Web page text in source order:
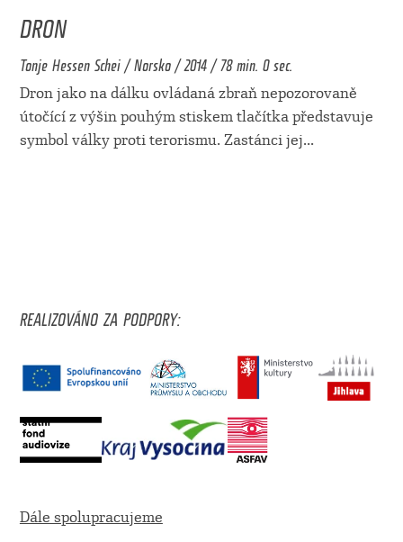
DRON
Tonje Hessen Schei / Norsko / 2014 / 78 min. 0 sec.
Dron jako na dálku ovládaná zbraň nepozorovaně
útočící z výšin pouhým stiskem tlačítka představuje
symbol války proti terorismu. Zastánci jej...
REALIZOVÁNO ZA PODPORY:
Dále spolupracujeme